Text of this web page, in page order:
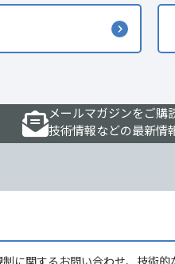
メールマガジンをご購
技術情報などの最新情
に関するお問い合わせ、技術的